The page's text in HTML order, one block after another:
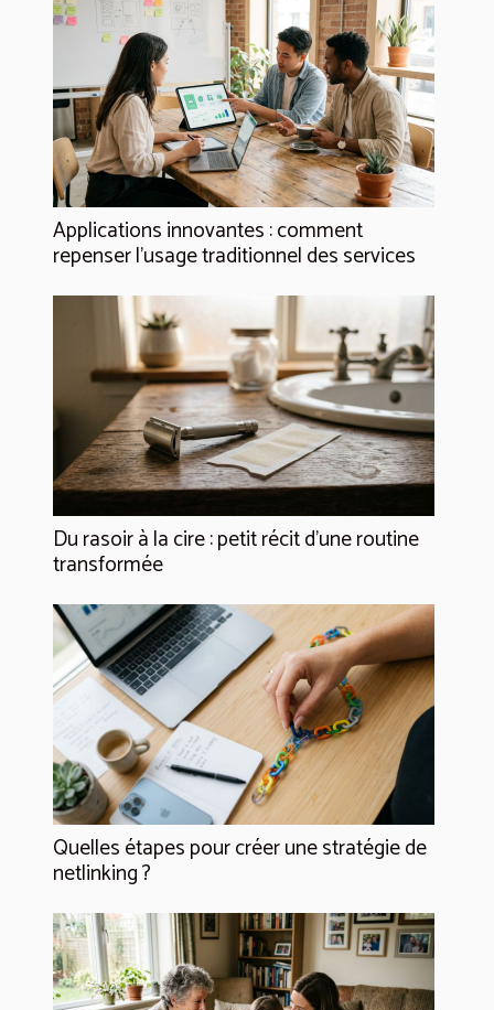
Applications innovantes : comment
repenser l’usage traditionnel des services
Du rasoir à la cire : petit récit d’une routine
transformée
Quelles étapes pour créer une stratégie de
netlinking ?